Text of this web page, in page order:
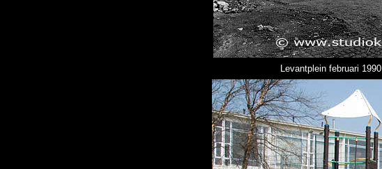
Levantplein februari 1990